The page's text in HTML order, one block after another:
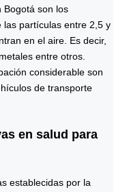
Bogotá son los
las partículas entre 2,5 y
en el aire. Es decir,
entre otros.
considerable son
de transporte
en salud para
establecidas por la